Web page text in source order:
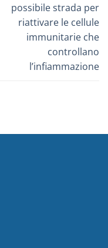
possibile strada per
riattivare le cellule
immunitarie che
controllano
l’infiammazione